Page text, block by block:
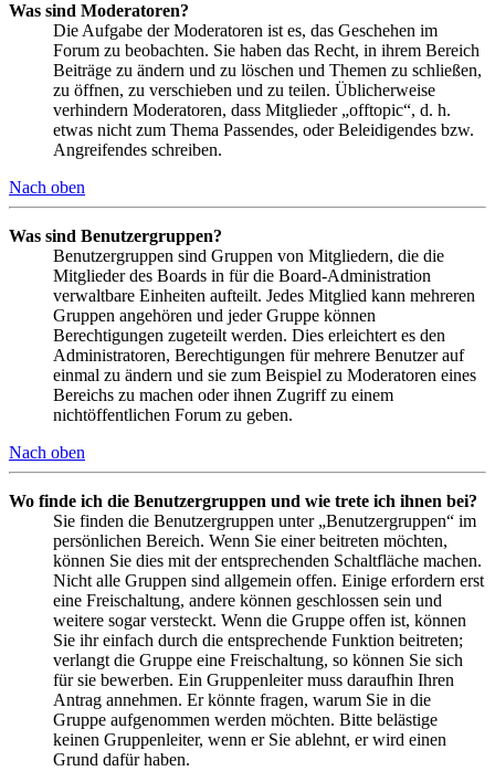
Was sind Moderatoren?
Die Aufgabe der Moderatoren ist es, das Geschehen im
Forum zu beobachten. Sie haben das Recht, in ihrem Bereich
Beiträge zu ändern und zu löschen und Themen zu schließen,
zu öffnen, zu verschieben und zu teilen. Üblicherweise
verhindern Moderatoren, dass Mitglieder „offtopic“, d. h.
etwas nicht zum Thema Passendes, oder Beleidigendes bzw.
Angreifendes schreiben.
Nach oben
Was sind Benutzergruppen?
Benutzergruppen sind Gruppen von Mitgliedern, die die
Mitglieder des Boards in für die Board-Administration
verwaltbare Einheiten aufteilt. Jedes Mitglied kann mehreren
Gruppen angehören und jeder Gruppe können
Berechtigungen zugeteilt werden. Dies erleichtert es den
Administratoren, Berechtigungen für mehrere Benutzer auf
einmal zu ändern und sie zum Beispiel zu Moderatoren eines
Bereichs zu machen oder ihnen Zugriff zu einem
nichtöffentlichen Forum zu geben.
Nach oben
Wo finde ich die Benutzergruppen und wie trete ich ihnen bei?
Sie finden die Benutzergruppen unter „Benutzergruppen“ im
persönlichen Bereich. Wenn Sie einer beitreten möchten,
können Sie dies mit der entsprechenden Schaltfläche machen.
Nicht alle Gruppen sind allgemein offen. Einige erfordern erst
eine Freischaltung, andere können geschlossen sein und
weitere sogar versteckt. Wenn die Gruppe offen ist, können
Sie ihr einfach durch die entsprechende Funktion beitreten;
verlangt die Gruppe eine Freischaltung, so können Sie sich
für sie bewerben. Ein Gruppenleiter muss daraufhin Ihren
Antrag annehmen. Er könnte fragen, warum Sie in die
Gruppe aufgenommen werden möchten. Bitte belästige
keinen Gruppenleiter, wenn er Sie ablehnt, er wird einen
Grund dafür haben.